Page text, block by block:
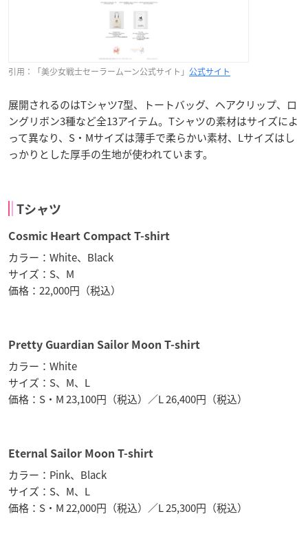
引用：「美少女戦士セーラームーン公式サイト」 公式サイト
展開されるのはTシャツ7型、トートバッグ、ヘアクリップ、ロ
ングリボン3種など全13アイテム。Tシャツの素材はサイズによ
って異なり、S・Mサイズは薄手で柔らかい素材、Lサイズはし
っかりとした厚手の生地が使われています。
Tシャツ
Cosmic Heart Compact T-shirt
カラー：White、Black
サイズ：S、M
価格：22,000円（税込）
Pretty Guardian Sailor Moon T-shirt
カラー：White
サイズ：S、M、L
価格：S・M 23,100円（税込）／L 26,400円（税込）
Eternal Sailor Moon T-shirt
カラー：Pink、Black
サイズ：S、M、L
価格：S・M 22,000円（税込）／L 25,300円（税込）